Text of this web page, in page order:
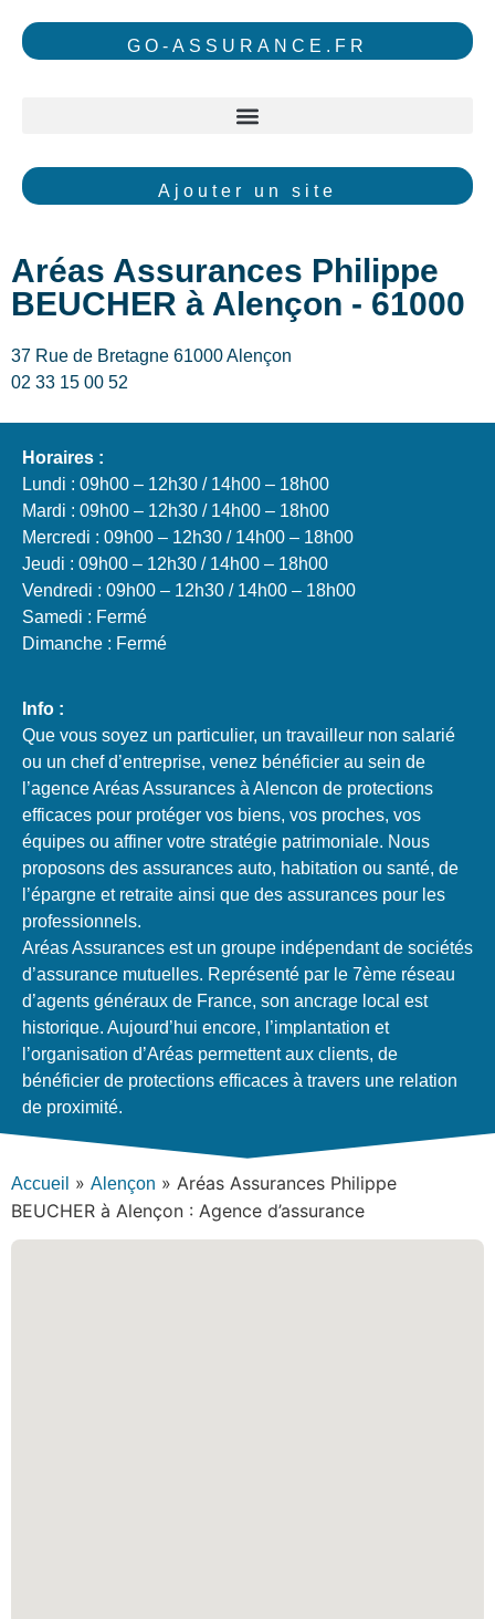
GO-ASSURANCE.FR
Ajouter un site
Aréas Assurances Philippe
BEUCHER à Alençon - 61000
37 Rue de Bretagne 61000 Alençon
02 33 15 00 52
Horaires :
Lundi : 09h00 – 12h30 / 14h00 – 18h00
Mardi : 09h00 – 12h30 / 14h00 – 18h00
Mercredi : 09h00 – 12h30 / 14h00 – 18h00
Jeudi : 09h00 – 12h30 / 14h00 – 18h00
Vendredi : 09h00 – 12h30 / 14h00 – 18h00
Samedi : Fermé
Dimanche : Fermé
Info :
Que vous soyez un particulier, un travailleur non salarié
ou un chef d’entreprise, venez bénéficier au sein de
l’agence Aréas Assurances à Alencon de protections
efficaces pour protéger vos biens, vos proches, vos
équipes ou affiner votre stratégie patrimoniale. Nous
proposons des assurances auto, habitation ou santé, de
l’épargne et retraite ainsi que des assurances pour les
professionnels.
Aréas Assurances est un groupe indépendant de sociétés
d’assurance mutuelles. Représenté par le 7ème réseau
d’agents généraux de France, son ancrage local est
historique. Aujourd’hui encore, l’implantation et
l’organisation d’Aréas permettent aux clients, de
bénéficier de protections efficaces à travers une relation
de proximité.
Accueil » Alençon » Aréas Assurances Philippe
BEUCHER à Alençon : Agence d’assurance